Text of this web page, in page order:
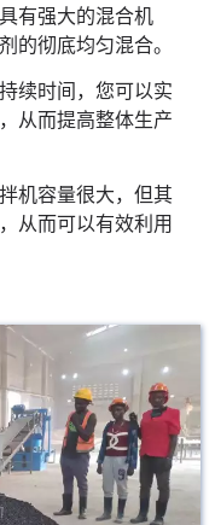
有强大的混合机
的彻底均匀混合。
续时间，您可以实
从而提高整体生产
机容量很大，但其
从而可以有效利用